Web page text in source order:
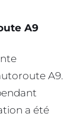
A9
A9.
a été